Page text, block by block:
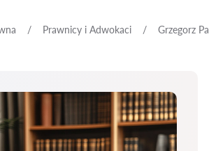
Prawnicy i Adwokaci Grzegorz